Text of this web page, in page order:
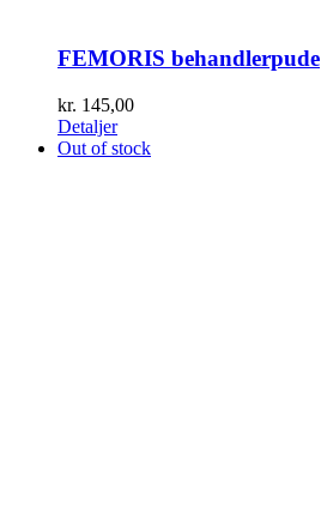
FEMORIS behandlerpude
kr. 145,00
Detaljer
Out of stock